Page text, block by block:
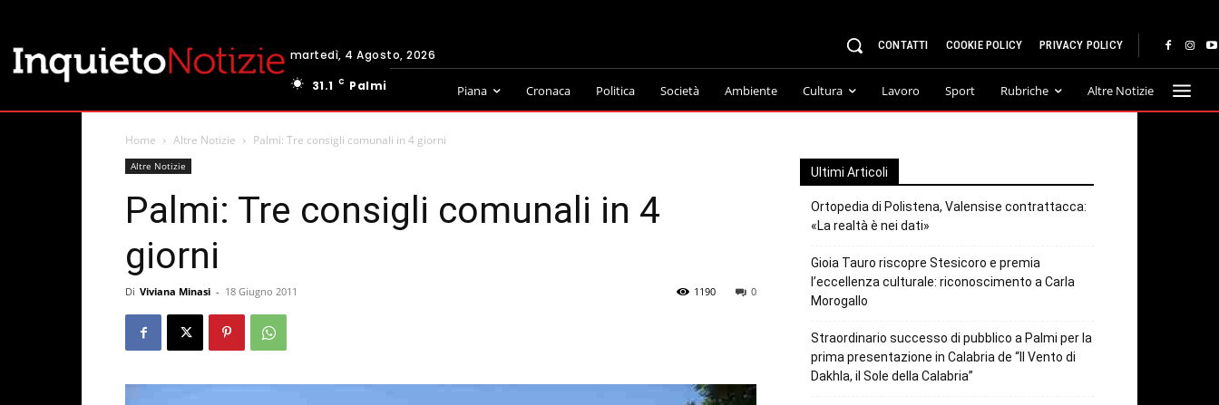
martedì, 4 Agosto, 2026
31.1 C Palmi
CONTATTI COOKIE POLICY PRIVACY POLICY
Piana Cronaca Politica Società Ambiente Cultura Lavoro Sport Rubriche Altre Notizie
Home Altre Notizie Palmi: Tre consigli comunali in 4 giorni
Altre Notizie
Palmi: Tre consigli comunali in 4
giorni
Di Viviana Minasi - 18 Giugno 2011 0
1190
Ultimi Articoli
Ortopedia di Polistena, Valensise contrattacca:
«La realtà è nei dati»
Gioia Tauro riscopre Stesicoro e premia
l’eccellenza culturale: riconoscimento a Carla
Morogallo
Straordinario successo di pubblico a Palmi per la
prima presentazione in Calabria de “Il Vento di
Dakhla, il Sole della Calabria”